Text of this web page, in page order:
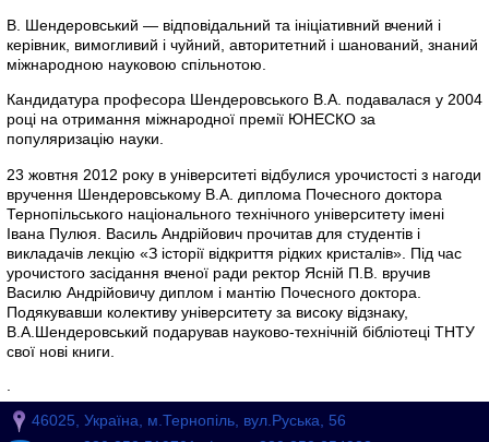
В. Шендеровський — відповідальний та ініціативний вчений і
керівник, вимогливий і чуйний, авторитетний і шанований, знаний
міжнародною науковою спільнотою.
Кандидатура професора Шендеровського В.А. подавалася у 2004
році на отримання міжнародної премії ЮНЕСКО за
популяризацію науки.
23 жовтня 2012 року в університеті відбулися урочистості з нагоди
вручення Шендеровському В.А. диплома Почесного доктора
Тернопільського національного технічного університету імені
Івана Пулюя. Василь Андрійович прочитав для студентів і
викладачів лекцію «З історії відкриття рідких кристалів». Під час
урочистого засідання вченої ради ректор Ясній П.В. вручив
Василю Андрійовичу диплом і мантію Почесного доктора.
Подякувавши колективу університету за високу відзнаку,
В.А.Шендеровський подарував науково-технічній бібліотеці ТНТУ
свої нові книги.
.
46025, Україна, м.Тернопіль, вул.Руська, 56